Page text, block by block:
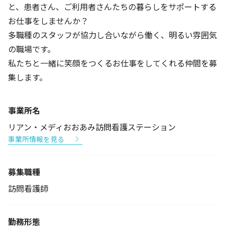
と、患者さん、ご利用者さんたちの暮らしをサポートする
お仕事をしませんか？
多職種のスタッフが協力し合いながら働く、明るい雰囲気
の職場です。
私たちと一緒に笑顔をつくるお仕事をしてくれる仲間を募
集します。
事業所名
リアン・メディおおあみ訪問看護ステーション
事業所情報を見る
募集職種
訪問看護師
勤務形態